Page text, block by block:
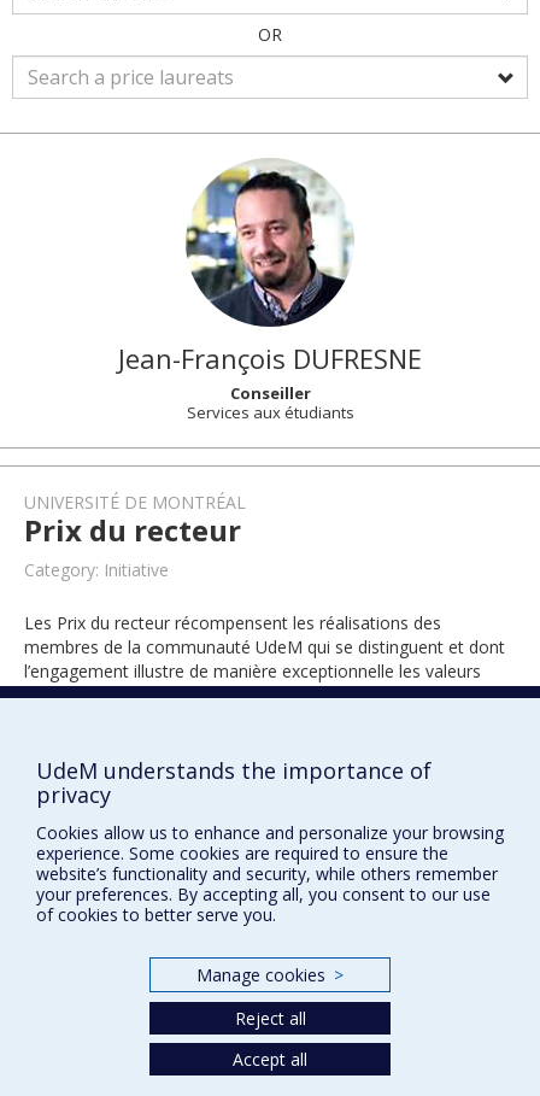
OR
Jean-François DUFRESNE
Conseiller
Services aux étudiants
UNIVERSITÉ DE MONTRÉAL
Prix du recteur
Category: Initiative
Les Prix du recteur récompensent les réalisations des
membres de la communauté UdeM qui se distinguent et dont
l’engagement illustre de manière exceptionnelle les valeurs
universitaires.
UdeM understands the importance of
privacy
Cookies allow us to enhance and personalize your browsing
experience. Some cookies are required to ensure the
website’s functionality and security, while others remember
your preferences. By accepting all, you consent to our use
of cookies to better serve you.
Manage cookies >
Reject all
Accept all